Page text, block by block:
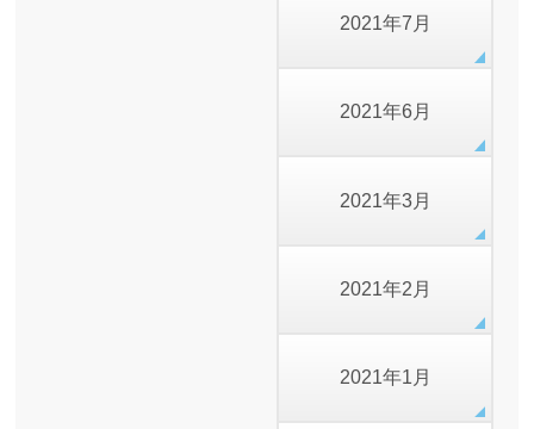
2021年7月
2021年6月
2021年3月
2021年2月
2021年1月